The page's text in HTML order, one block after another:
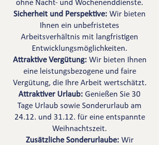
ohne Nacht- und Wochenenddienste.
Sicherheit und Perspektive: Wir bieten
Ihnen ein unbefristetes
Arbeitsverhältnis mit langfristigen
Entwicklungsmöglichkeiten.
Attraktive Vergütung: Wir bieten Ihnen
eine leistungsbezogene und faire
Vergütung, die Ihre Arbeit wertschätzt.
Attraktiver Urlaub: Genießen Sie 30
Tage Urlaub sowie Sonderurlaub am
24.12. und 31.12. für eine entspannte
Weihnachtszeit.
Zusätzliche Sonderurlaube: Wir